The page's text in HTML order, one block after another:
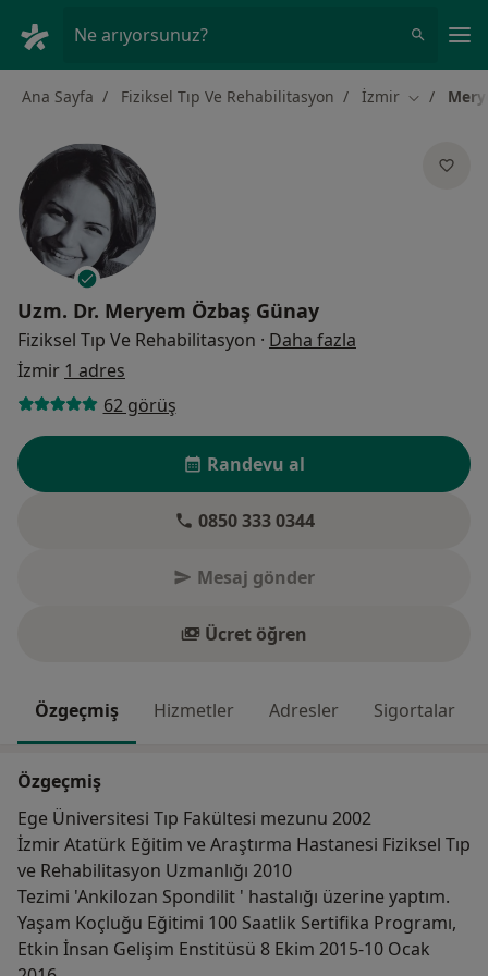
Ne arıyorsunuz?
Ana Sayfa Fiziksel Tıp Ve Rehabilitasyon İzmir Şehir
Uzm. Dr. Meryem Özbaş Günay
Fiziksel Tıp Ve Rehabilitasyon · Daha fazla
İzmir 1 adres
62 görüş
Randevu al
0850 333 0344
Mesaj gönder
Ücret öğren
Özgeçmiş Hizmetler Adresler Sigortalar
Özgeçmiş
Ege Üniversitesi Tıp Fakültesi mezunu 2002
İzmir Atatürk Eğitim ve Araştırma Hastanesi Fiziksel Tıp
ve Rehabilitasyon Uzmanlığı 2010
Tezimi 'Ankilozan Spondilit ' hastalığı üzerine yaptım.
Yaşam Koçluğu Eğitimi 100 Saatlik Sertifika Programı,
Etkin İnsan Gelişim Enstitüsü 8 Ekim 2015-10 Ocak